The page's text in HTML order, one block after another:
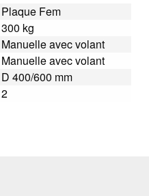
Plaque Fem
300 kg
Manuelle avec volant
Manuelle avec volant
D 400/600 mm
2